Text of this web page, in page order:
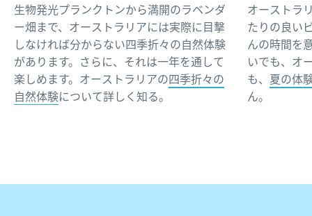
生物発光プランクトンから満開のラベンダ
ー畑まで、オーストラリアには実際に目撃
しなければ分からない四季折々の自然体験
があります。さらに、それは一年を通して
楽しめます。オーストラリアの四季折々の
自然体験について詳しく知る。
オーストラ
たりの良い
んの時間を
いでも、オ
も、 夏の体
ん。